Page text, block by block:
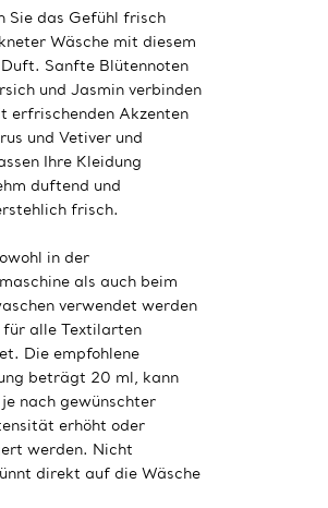
Sie das Gefühl frisch
Wäsche mit diesem
Sanfte Blütennoten
und Jasmin verbinden
erfrischenden Akzenten
und Vetiver und
Ihre Kleidung
duftend und
frisch.
in der
als auch beim
verwendet werden
für alle Textilarten
Die empfohlene
beträgt 20 ml, kann
nach gewünschter
erhöht oder
werden. Nicht
direkt auf die Wäsche